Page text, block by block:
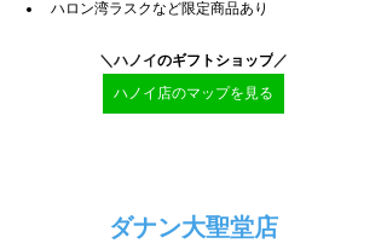
ハロン湾ラスクなど限定商品あり
＼ハノイのギフトショップ ／
ハノイ店のマップを見る
ダナン大聖堂店